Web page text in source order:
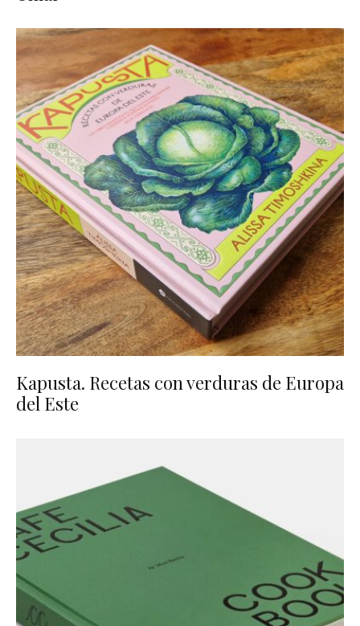
Kapusta. Recetas con verduras de Europa
del Este